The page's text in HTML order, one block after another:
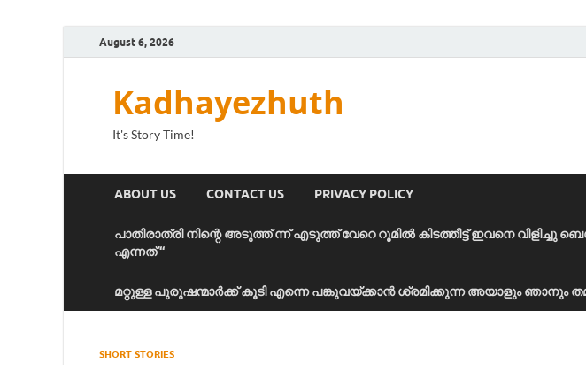
August 6, 2026
Kadhayezhuth
It's Story Time!
ABOUT US CONTACT US PRIVACY POLICY
പാതിരാത്രി നിന്റെ അടുത്ത് ന്ന് എടുത്ത് വേറെ റൂമിൽ കിടത്തീട്ട് ഇവനെ
എന്നത് “
മറ്റുള്ള പുരുഷന്മാർക്ക് കൂടി എന്നെ പങ്കുവയ്ക്കാൻ ശ്രമിക്കുന്ന അയാളും ഞാനും
SHORT STORIES